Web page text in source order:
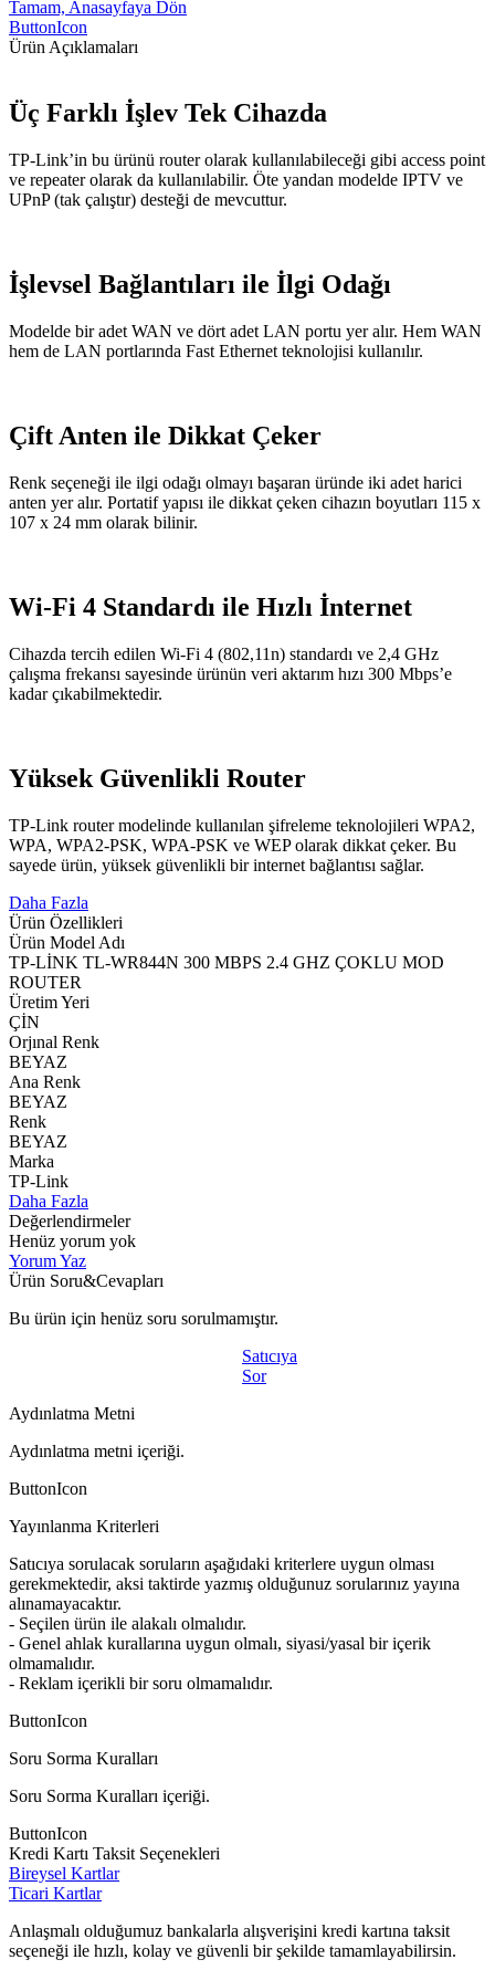
Tamam, Anasayfaya Dön
ButtonIcon
Ürün Açıklamaları
Üç Farklı İşlev Tek Cihazda
TP-Link’in bu ürünü router olarak kullanılabileceği gibi access point
ve repeater olarak da kullanılabilir. Öte yandan modelde IPTV ve
UPnP (tak çalıştır) desteği de mevcuttur.
İşlevsel Bağlantıları ile İlgi Odağı
Modelde bir adet WAN ve dört adet LAN portu yer alır. Hem WAN
hem de LAN portlarında Fast Ethernet teknolojisi kullanılır.
Çift Anten ile Dikkat Çeker
Renk seçeneği ile ilgi odağı olmayı başaran üründe iki adet harici
anten yer alır. Portatif yapısı ile dikkat çeken cihazın boyutları 115 x
107 x 24 mm olarak bilinir.
Wi-Fi 4 Standardı ile Hızlı İnternet
Cihazda tercih edilen Wi-Fi 4 (802,11n) standardı ve 2,4 GHz
çalışma frekansı sayesinde ürünün veri aktarım hızı 300 Mbps’e
kadar çıkabilmektedir.
Yüksek Güvenlikli Router
TP-Link router modelinde kullanılan şifreleme teknolojileri WPA2,
WPA, WPA2-PSK, WPA-PSK ve WEP olarak dikkat çeker. Bu
sayede ürün, yüksek güvenlikli bir internet bağlantısı sağlar.
Daha Fazla
Ürün Özellikleri
Ürün Model Adı
TP-LİNK TL-WR844N 300 MBPS 2.4 GHZ ÇOKLU MOD
ROUTER
Üretim Yeri
ÇİN
Orjınal Renk
BEYAZ
Ana Renk
BEYAZ
Renk
BEYAZ
Marka
TP-Link
Daha Fazla
Değerlendirmeler
Henüz yorum yok
Yorum Yaz
Ürün Soru&Cevapları
Bu ürün için henüz soru sorulmamıştır.
Satıcıya
Sor
Aydınlatma Metni
Aydınlatma metni içeriği.
ButtonIcon
Yayınlanma Kriterleri
Satıcıya sorulacak soruların aşağıdaki kriterlere uygun olması
gerekmektedir, aksi taktirde yazmış olduğunuz sorularınız yayına
alınamayacaktır.
- Seçilen ürün ile alakalı olmalıdır.
- Genel ahlak kurallarına uygun olmalı, siyasi/yasal bir içerik
olmamalıdır.
- Reklam içerikli bir soru olmamalıdır.
ButtonIcon
Soru Sorma Kuralları
Soru Sorma Kuralları içeriği.
ButtonIcon
Kredi Kartı Taksit Seçenekleri
Bireysel Kartlar
Ticari Kartlar
Anlaşmalı olduğumuz bankalarla alışverişini kredi kartına taksit
seçeneği ile hızlı, kolay ve güvenli bir şekilde tamamlayabilirsin.